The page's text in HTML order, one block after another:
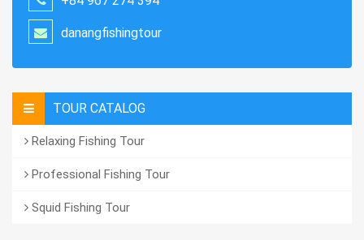
danangfishingtour
TOUR CATALOG
Relaxing Fishing Tour
Professional Fishing Tour
Squid Fishing Tour